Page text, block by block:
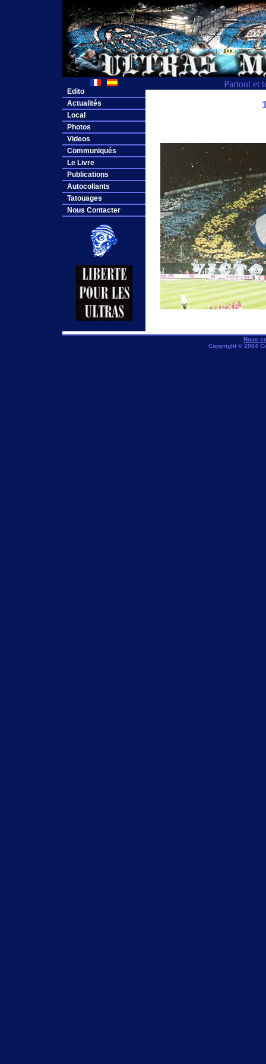
Partout et
Edito
Actualités
Local
Photos
Videos
Communiqués
Le Livre
Publications
Autocollants
Tatouages
Nous Contacter
Nous
Copyright © 2004